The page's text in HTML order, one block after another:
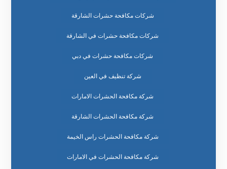
شركات مكافحة حشرات الشارقة
شركات مكافحة حشرات في الشارقة
شركات مكافحة حشرات في دبي
شركة تنظيف في العين
شركة مكافحة الحشرات الامارات
شركة مكافحة الحشرات الشارقة
شركة مكافحة الحشرات راس الخيمة
شركة مكافحة الحشرات في الامارات